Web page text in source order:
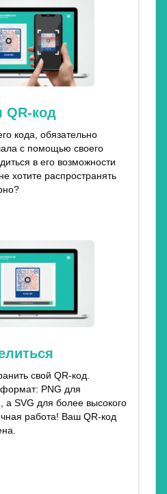
QR-код
кода, обязательно
с помощью своего
в его возможности
хотите распространять
свой QR-код.
PNG для
а SVG для более высокого
работа! Ваш QR-код